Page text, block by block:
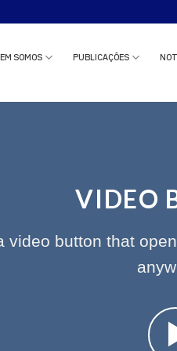
SOMOS PUBLICAÇÕES
VIDEO
video button that
estudo clínico ou solicitar uma